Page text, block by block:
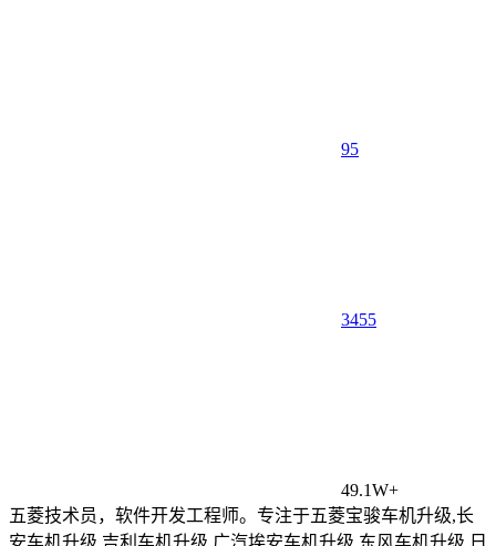
95
3455
49.1W+
五菱技术员，软件开发工程师。专注于五菱宝骏车机升级,长
安车机升级,吉利车机升级,广汽埃安车机升级,东风车机升级,日